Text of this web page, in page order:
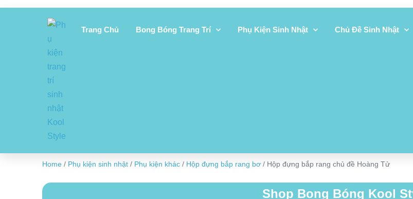
Trang Chủ Bong Bóng Trang Trí Phụ Kiện Sinh Nhật Chủ Đề Sinh Nhật
Home / Phụ kiện sinh nhật / Phụ kiện khác / Hộp đựng bắp rang bơ / Hộp đựng bắp rang chủ đề Hoàng Tử
Shop Bong Bóng Kool